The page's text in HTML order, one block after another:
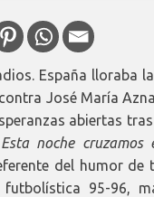
España lloraba
José María
abiertas
Esta noche cruzamos
del humor de
95-96,